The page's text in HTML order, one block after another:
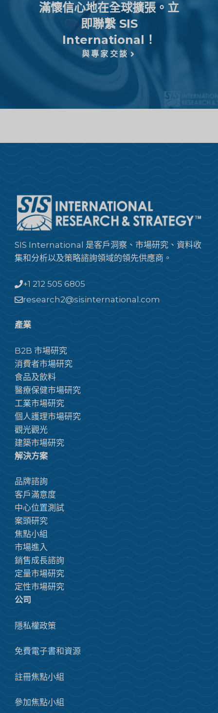
滿懷信心地在全球擴張。立
即聯繫 SIS
International！
與專家交談
SIS International 是客戶洞察、市場研究、資料收
集和分析以及策略諮詢領域的領先供應商。
+1 212 505 6805
research2@sisinternational.com
產業
B2B 市場研究
消費者市場研究
食品及飲料
醫療保健市場研究
工業市場研究
個人護理市場研究
觀光觀光
建築市場研究
解決方案
品牌諮詢
客戶滿意度
中心位置測試
案頭研究
焦點小組
市場進入
銷售成長諮詢
定量市場研究
定性市場研究
公司
隱私權政策
免費電子書和資源
註冊焦點小組
參加焦點小組